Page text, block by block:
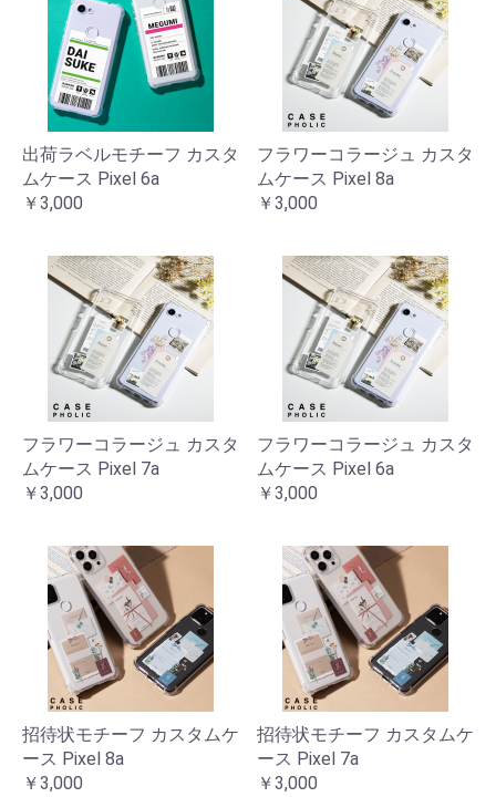
出荷ラベルモチーフ カスタ
ムケース Pixel 6a
￥3,000
フラワーコラージュ カスタ
ムケース Pixel 8a
￥3,000
フラワーコラージュ カスタ
ムケース Pixel 7a
￥3,000
フラワーコラージュ カスタ
ムケース Pixel 6a
￥3,000
招待状モチーフ カスタムケ
ース Pixel 8a
￥3,000
招待状モチーフ カスタムケ
ース Pixel 7a
￥3,000